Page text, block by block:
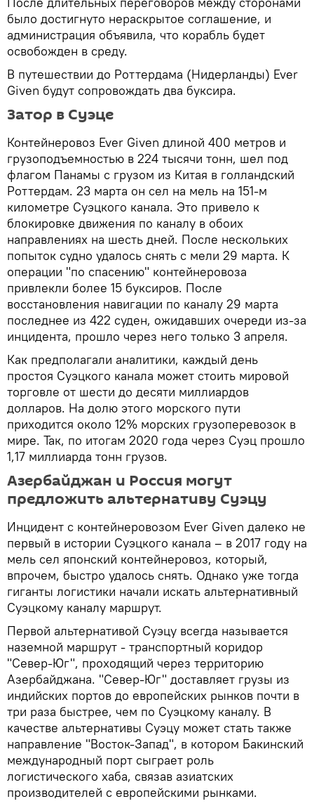
было достигнуто нераскрытое соглашение, и
администрация объявила, что корабль будет
освобожден в среду.
В путешествии до Роттердама (Нидерланды) Ever
Given будут сопровождать два буксира.
Затор в Суэце
Контейнеровоз Ever Given длиной 400 метров и
грузоподъемностью в 224 тысячи тонн, шел под
флагом Панамы с грузом из Китая в голландский
Роттердам. 23 марта он сел на мель на 151-м
километре Суэцкого канала. Это привело к
блокировке движения по каналу в обоих
направлениях на шесть дней. После нескольких
попыток судно удалось снять с мели 29 марта. К
операции "по спасению" контейнеровоза
привлекли более 15 буксиров. После
восстановления навигации по каналу 29 марта
последнее из 422 суден, ожидавших очереди из-за
инцидента, прошло через него только 3 апреля.
Как предполагали аналитики, каждый день
простоя Суэцкого канала может стоить мировой
торговле от шести до десяти миллиардов
долларов. На долю этого морского пути
приходится около 12% морских грузоперевозок в
мире. Так, по итогам 2020 года через Суэц прошло
1,17 миллиарда тонн грузов.
Азербайджан и Россия могут
предложить альтернативу Суэцу
Инцидент с контейнеровозом Ever Given далеко не
первый в истории Суэцкого канала – в 2017 году на
мель сел японский контейнеровоз, который,
впрочем, быстро удалось снять. Однако уже тогда
гиганты логистики начали искать альтернативный
Суэцкому каналу маршрут.
Первой альтернативой Суэцу всегда называется
наземной маршрут - транспортный коридор
"Север-Юг", проходящий через территорию
Азербайджана. "Север-Юг" доставляет грузы из
индийских портов до европейских рынков почти в
три раза быстрее, чем по Суэцкому каналу. В
качестве альтернативы Суэцу может стать также
направление "Восток-Запад", в котором Бакинский
международный порт сыграет роль
логистического хаба, связав азиатских
производителей с европейскими рынками.